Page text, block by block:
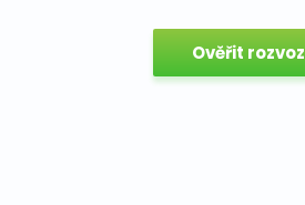
Ověřit rozvoz